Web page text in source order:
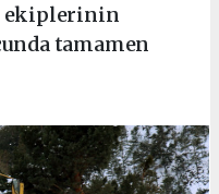
ekiplerinin
tamamen